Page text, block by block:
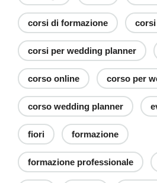
corsi di formazione
corsi per wedding planner
corso online corso per
corso wedding planner
fiori formazione
formazione professionale